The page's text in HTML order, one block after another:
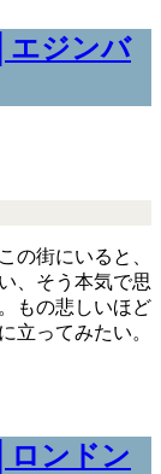
エジンバ
の街にいると、
、そう本気で思
もの悲しいほど
立ってみたい。
ロンドン